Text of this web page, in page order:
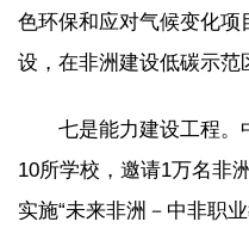
色环保和应对气候变化项
设，在非洲建设低碳示范
七是能力建设工程。
10所学校，邀请1万名非
实施“未来非洲－中非职